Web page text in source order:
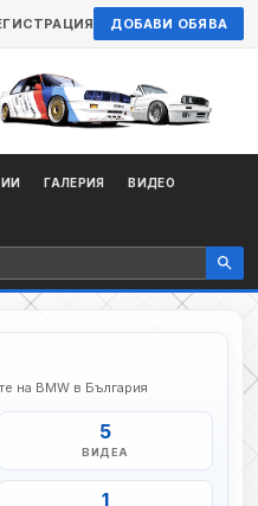
ДОБАВИ ОБЯВА
ГАЛЕРИЯ ВИДЕО
на BMW в България
5
ВИДЕА
1